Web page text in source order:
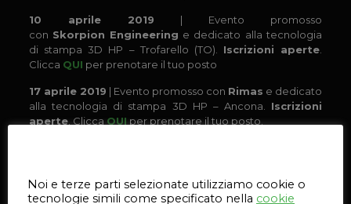
10 aprile 2019 | Evento promosso
con Skorpion Engineering e dedicato alla tecnologia
di stampa 3D HP – Trofarello (TO). Iscrizioni aperte
Clicca QUI per prenotare il tuo posto
17 aprile 2019 | Evento promosso con Rimas e dedicato
alla tecnologia di stampa 3D HP – Ancona. Iscrizioni
aperte. Clicca QUIper prenotare il tuo posto.
Iscrizioni aperte
. Clicca per prenotare il tuo posto.
Noi e terze parti selezionate utilizziamo cookie o
tecnologie simili come specificato nella cookie